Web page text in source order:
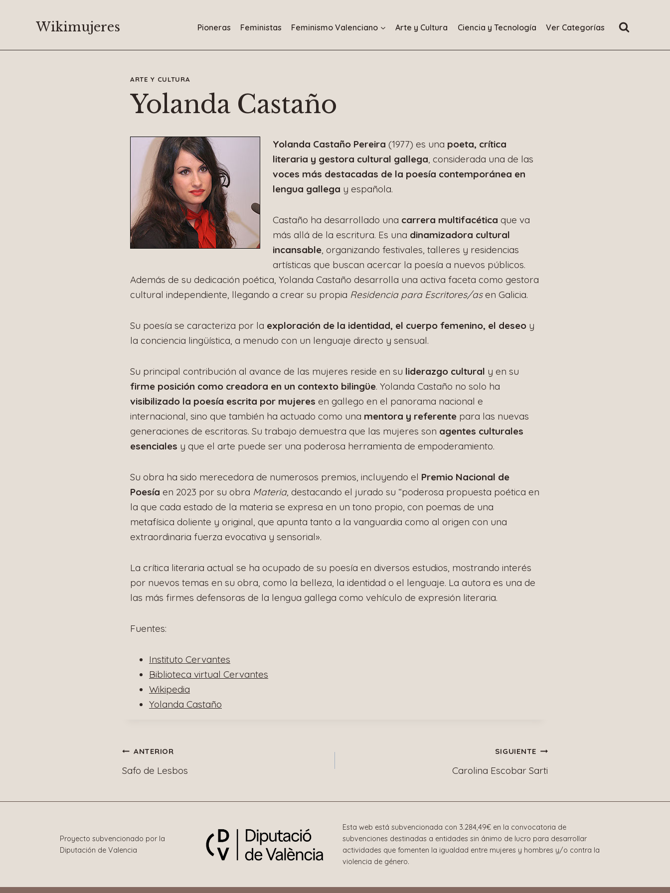
Wikimujeres Pioneras Feministas Feminismo Valenciano Arte y Cultura Ciencia y Tecnología Ver Categorías
ARTE Y CULTURA
Yolanda Castaño
Yolanda Castaño Pereira (1977) es una poeta, crítica
literaria y gestora cultural gallega , considerada una de las
voces más destacadas de la poesía contemporánea en
lengua gallega y española.
Castaño ha desarrollado una carrera multifacética que va
más allá de la escritura. Es una dinamizadora cultural
incansable , organizando festivales, talleres y residencias
artísticas que buscan acercar la poesía a nuevos públicos.
Además de su dedicación poética, Yolanda Castaño desarrolla una activa faceta como gestora
cultural independiente, llegando a crear su propia Residencia para Escritores/asen Galicia.
Su poesía se caracteriza por la exploración de la identidad, el cuerpo femenino, el deseo y
la conciencia lingüística, a menudo con un lenguaje directo y sensual.
Su principal contribución al avance de las mujeres reside en su liderazgo cultural y en su
firme posición como creadora en un contexto bilingüe. Yolanda Castaño no solo ha
visibilizado la poesía escrita por mujeres en gallego en el panorama nacional e
internacional, sino que también ha actuado como una mentora y referente para las nuevas
generaciones de escritoras. Su trabajo demuestra que las mujeres son agentes culturales
esenciales y que el arte puede ser una poderosa herramienta de empoderamiento.
Su obra ha sido merecedora de numerosos premios, incluyendo el Premio Nacional de
Poesía en 2023 por su obra Materia, destacando el jurado su “poderosa propuesta poética en
la que cada estado de la materia se expresa en un tono propio, con poemas de una
metafísica doliente y original, que apunta tanto a la vanguardia como al origen con una
extraordinaria fuerza evocativa y sensorial».
La crítica literaria actual se ha ocupado de su poesía en diversos estudios, mostrando interés
por nuevos temas en su obra, como la belleza, la identidad o el lenguaje. La autora es una de
las más firmes defensoras de la lengua gallega como vehículo de expresión literaria.
Fuentes:
Instituto Cervantes
Biblioteca virtual Cervantes
Wikipedia
Yolanda Castaño
Navegación
de
entradas
ANTERIOR
Safo de Lesbos
SIGUIENTE
Carolina Escobar Sarti
Proyecto subvencionado por la
Diputación de Valencia
Esta web está subvencionada con 3.284,49€ en la convocatoria de
subvenciones destinadas a entidades sin ánimo de lucro para desarrollar
actividades que fomenten la igualdad entre mujeres y hombres y/o contra la
violencia de género.